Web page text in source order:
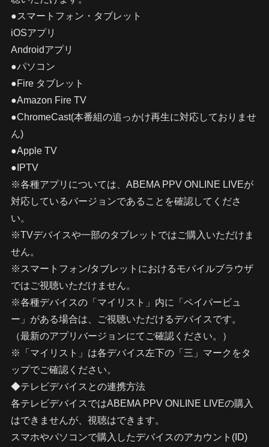
●スマートフォン・タブレット
iOSアプリ
Androidアプリ
●パソコン
●Fire タブレット
●Amazon Fire TV
●ChromeCast(本番組の追っかけ再生に対応しておりませ
ん)
●Apple TV
●IPTV
※各種アプリについては、ABEMA PPV ONLINE LIVEが
対応しているバージョンであることを確認してくださ
い。
※TVデバイスや一部のタブレットではご購入いただけま
せん。
※スマートフォン/タブレットにおけるモバイルブラウザ
ではご視聴いただけません。
※各種デバイスの「マイリスト」内に「ペイパービュ
ー」がある場合は、ご視聴いただけるデバイスです。
（最新のアプリバージョンにてご確認ください。）
※「マイリスト」は各デバイス左下の「三」マークをタ
ップでご確認ください。
◆テレビデバイスとの連携方法
各テレビデバイスではABEMA PPV ONLINE LIVEの購入
はできませんが、視聴はできます。
スマホやパソコンで購入したデバイスのアカウント(ID)